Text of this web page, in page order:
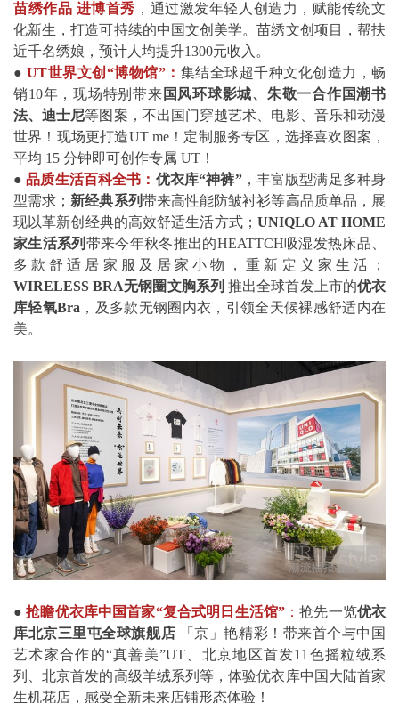
苗绣作品 进博首秀 ，通过激发年轻人创造力，赋能传统文
化新生，打造可持续的中国文创美学。苗绣文创项目，帮扶
近千名绣娘，预计人均提升1300元收入。
● UT世界文创“博物馆”： 集结全球超千种文化创造力，畅
销10年，现场特别带来 国风环球影城、朱敬一合作国潮书
法、迪士尼等图案，不出国门穿越艺术、电影、音乐和动漫
世界！现场更打造UT me！定制服务专区，选择喜欢图案，
平均 15 分钟即可创作专属 UT！
●品质生活百科全书： 优衣库“神裤”，丰富版型满足多种身
型需求； 新经典系列带来高性能防皱衬衫等高品质单品，展
现以革新创经典的高效舒适生活方式； UNIQLO AT HOME
家生活系列 带来今年秋冬推出的HEATTCH吸湿发热床品、
多款舒适居家服及居家小物，重新定义家生活；
WIRELESS BRA无钢圈文胸系列 推出全球首发上市的优衣
库轻氧Bra ，及多款无钢圈内衣，引领全天候裸感舒适内在
美。
●抢瞻优衣库中国首家“复合式明日生活馆”：抢先一览优衣
库北京三里屯全球旗舰店 「京」艳精彩！带来首个与中国
艺术家合作的“真善美”UT、北京地区首发11色摇粒绒系
列、北京首发的高级羊绒系列等，体验优衣库中国大陆首家
生机花店，感受全新未来店铺形态体验！